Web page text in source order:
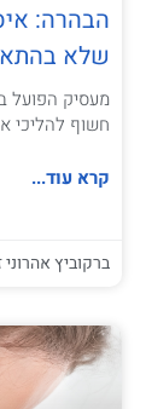
הבהרה:
שלא
מעסיק הפועל
חשוף להליכי
קרא עוד...
ברקוביץ אהרוני